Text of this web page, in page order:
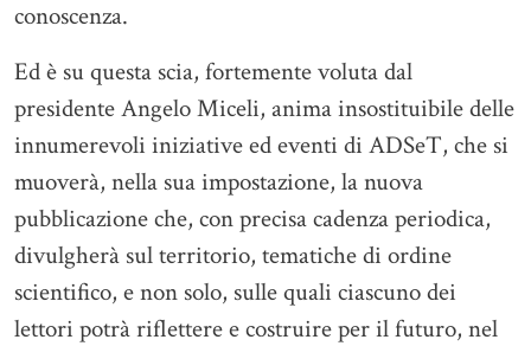
conoscenza.
Ed è su questa scia, fortemente voluta dal
presidente Angelo Miceli, anima insostituibile delle
innumerevoli iniziative ed eventi di ADSeT, che si
muoverà, nella sua impostazione, la nuova
pubblicazione che, con precisa cadenza periodica,
divulgherà sul territorio, tematiche di ordine
scientifico, e non solo, sulle quali ciascuno dei
lettori potrà riflettere e costruire per il futuro, nel